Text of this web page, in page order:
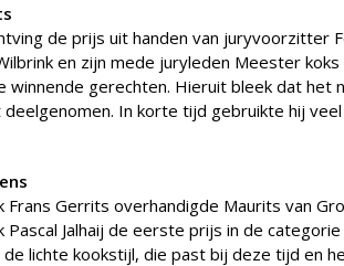
de prijs uit handen van juryvoorzitter
en zijn mede juryleden Meester
winnende gerechten. Hieruit bleek dat het
deelgenomen. In korte tijd gebruikte hij veel
Frans Gerrits overhandigde Maurits van
Pascal Jalhaij de eerste prijs in de
lichte kookstijl, die past bij deze tijd en